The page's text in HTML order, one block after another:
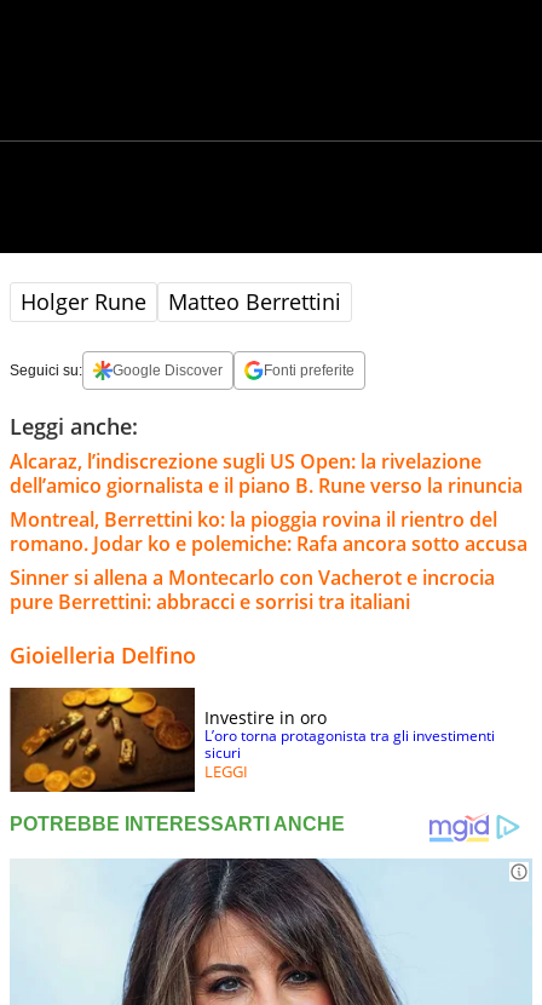
Holger Rune Matteo Berrettini
Seguici su: Google Discover Fonti preferite
Leggi anche:
Alcaraz, l’indiscrezione sugli US Open: la rivelazione
dell’amico giornalista e il piano B. Rune verso la rinuncia
Montreal, Berrettini ko: la pioggia rovina il rientro del
romano. Jodar ko e polemiche: Rafa ancora sotto accusa
Sinner si allena a Montecarlo con Vacherot e incrocia
pure Berrettini: abbracci e sorrisi tra italiani
Gioielleria Delfino
Investire in oro
L’oro torna protagonista tra gli investimenti
sicuri
LEGGI